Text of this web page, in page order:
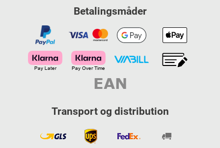
Betalingsmåder
Transport og distribution